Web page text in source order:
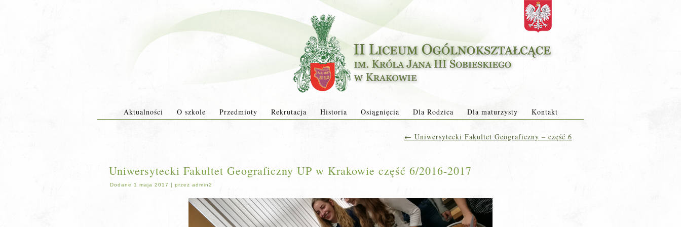
Aktualności O szkole Przedmioty Rekrutacja Historia Osiągnięcia Dla Rodzica Dla maturzysty Kontakt
← Uniwersytecki Fakultet Geograficzny – część 6
Uniwersytecki Fakultet Geograficzny UP w Krakowie część 6/2016-2017
Dodane 1 maja 2017 | przez admin2